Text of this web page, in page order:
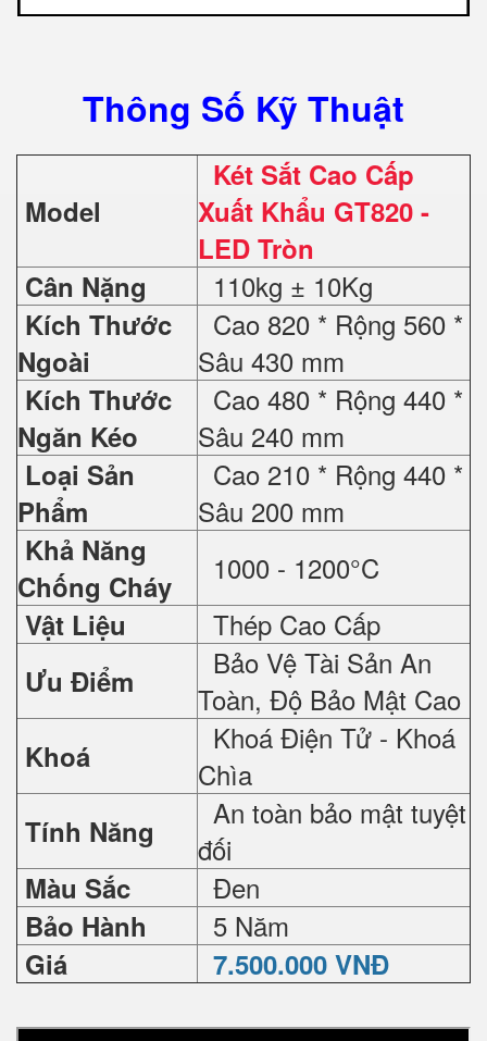
Thông Số Kỹ Thuật
Model
Két Sắt Cao Cấp
Xuất Khẩu GT820 -
LED Tròn
Cân Nặng
110kg ± 10Kg
Kích Thước
Ngoài
Cao 820 * Rộng 560 *
Sâu 430 mm
Kích Thước
Ngăn Kéo
Cao 480 * Rộng 440 *
Sâu 240 mm
Loại Sản
Phẩm
Cao 210 * Rộng 440 *
Sâu 200 mm
Khả Năng
Chống Cháy
1000 - 1200°C
Vật Liệu Thép Cao Cấp
Ưu Điểm
Bảo Vệ Tài Sản An
Toàn, Độ Bảo Mật Cao
Khoá
Khoá Điện Tử - Khoá
Chìa
Tính Năng
An toàn bảo mật tuyệt
đối
Màu Sắc Đen
Bảo Hành 5 Năm
Giá 7.500.000 VNĐ